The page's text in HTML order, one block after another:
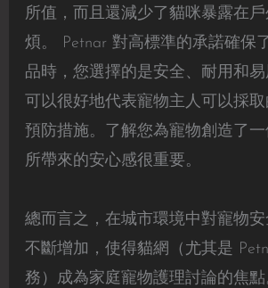
所值，而且還減少了貓咪暴露在
煩。 Petnar 對高標準的承諾確保
品時，您選擇的是安全、耐用和
可以很好地代表寵物主人可以採
預防措施。了解您為寵物創造了
所帶來的安心感很重要。
總而言之，在城市環境中對寵物
不斷增加，使得貓網（尤其是
務）成為家庭寵物護理討論的焦